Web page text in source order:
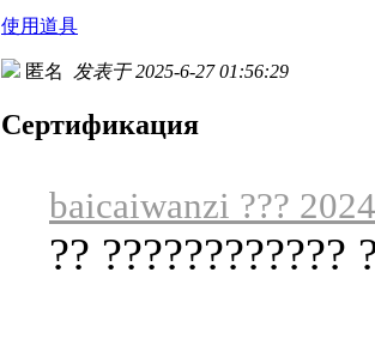
使用道具
匿名 发表于 2025-6-27 01:56:29
Сертификация
baicaiwanzi ???
?? ????????????